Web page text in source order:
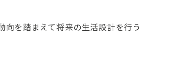
を踏まえて将来の生活設計を行う